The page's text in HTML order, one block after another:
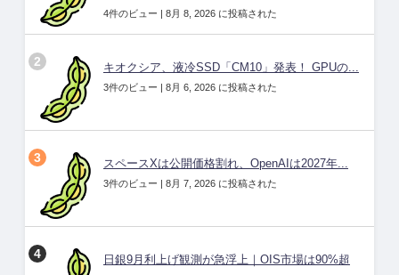
4件のビュー | 8月 8, 2026 に投稿された
キオクシア、液冷SSD「CM10」発表！ GPUの...
3件のビュー | 8月 6, 2026 に投稿された
スペースXは公開価格割れ、OpenAIは2027年...
3件のビュー | 8月 7, 2026 に投稿された
日銀9月利上げ観測が急浮上｜OIS市場は90%超